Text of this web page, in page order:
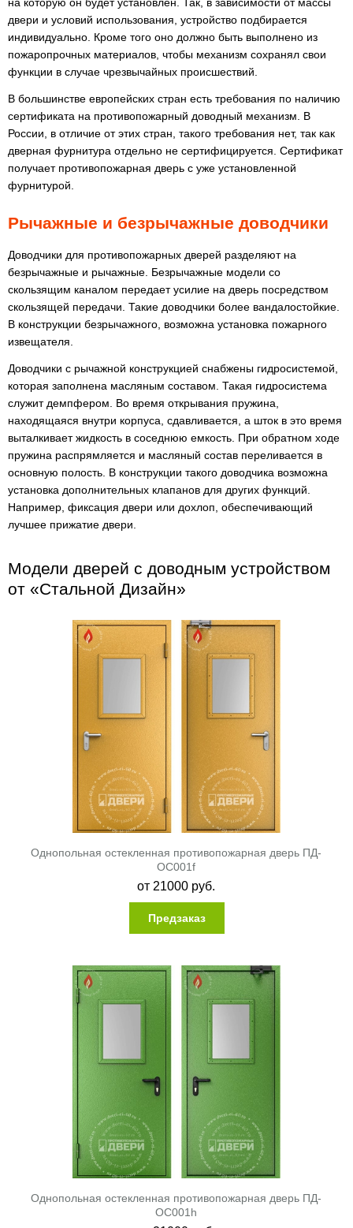
двери и условий использования, устройство подбирается
индивидуально. Кроме того оно должно быть выполнено из
пожаропрочных материалов, чтобы механизм сохранял свои
функции в случае чрезвычайных происшествий.
В большинстве европейских стран есть требования по наличию
сертификата на противопожарный доводный механизм. В
России, в отличие от этих стран, такого требования нет, так как
дверная фурнитура отдельно не сертифицируется. Сертификат
получает противопожарная дверь с уже установленной
фурнитурой.
Рычажные и безрычажные доводчики
Доводчики для противопожарных дверей разделяют на
безрычажные и рычажные. Безрычажные модели со
скользящим каналом передает усилие на дверь посредством
скользящей передачи. Такие доводчики более вандалостойкие.
В конструкции безрычажного, возможна установка пожарного
извещателя.
Доводчики с рычажной конструкцией снабжены гидросистемой,
которая заполнена масляным составом. Такая гидросистема
служит демпфером. Во время открывания пружина,
находящаяся внутри корпуса, сдавливается, а шток в это время
выталкивает жидкость в соседнюю емкость. При обратном ходе
пружина распрямляется и масляный состав переливается в
основную полость. В конструкции такого доводчика возможна
установка дополнительных клапанов для других функций.
Например, фиксация двери или дохлоп, обеспечивающий
лучшее прижатие двери.
Модели дверей с доводным устройством
от «Стальной Дизайн»
Однопольная остекленная противопожарная дверь ПД-
ОС001f
от 21000 руб.
Предзаказ
Однопольная остекленная противопожарная дверь ПД-
ОС001h